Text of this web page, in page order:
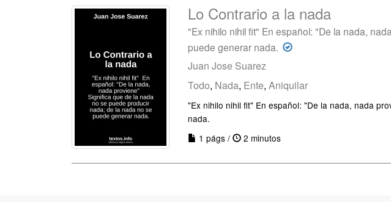
Lo Contrario a la nada
"Ex nihilo nihil fit" En español: "De la nada,
puede generar nada.
Juan Jose Suarez
Todo, Nada, Ente, Aniquilar
"Ex nihilo nihil fit" En español: "De la nada, nada
nada.
1 págs /
2 minutos